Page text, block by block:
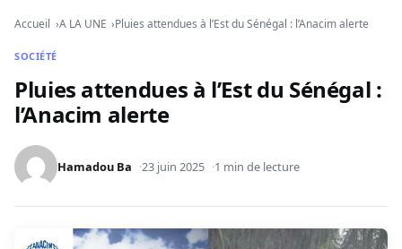
Accueil A LA UNE Pluies attendues à l’Est du Sénégal : l’Anacim alerte
SOCIÉTÉ
Pluies attendues à l’Est du Sénégal :
l’Anacim alerte
Hamadou Ba 23 juin 2025 1 min de lecture